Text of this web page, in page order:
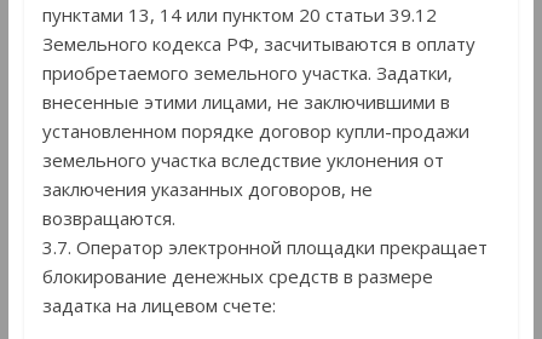
пунктами 13, 14 или пунктом 20 статьи 39.12
Земельного кодекса РФ, засчитываются в оплату
приобретаемого земельного участка. Задатки,
внесенные этими лицами, не заключившими в
установленном порядке договор купли-продажи
земельного участка вследствие уклонения от
заключения указанных договоров, не
возвращаются.
3.7. Оператор электронной площадки прекращает
блокирование денежных средств в размере
задатка на лицевом счете: